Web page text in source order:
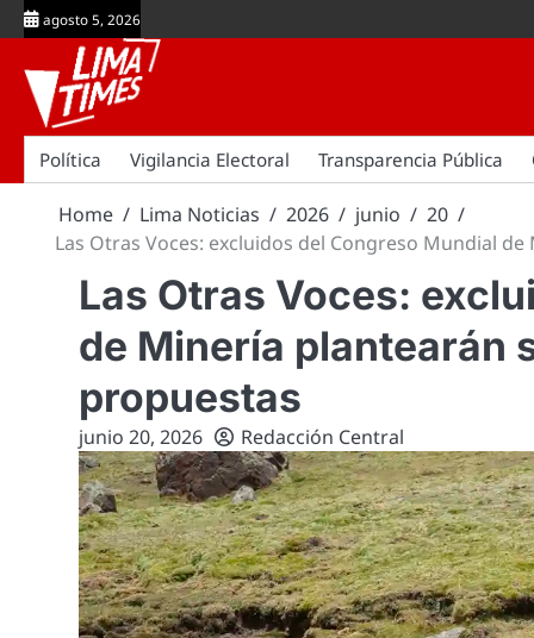
Skip
to
content
agosto 5, 2026
Política Vigilancia Electoral Transparencia Pública
Home Lima Noticias 2026 junio
20
Las Otras Voces: excluidos del Congreso Mundial
Las Otras Voces:
de Minería plantearán
propuestas
junio 20, 2026 Redacción Central